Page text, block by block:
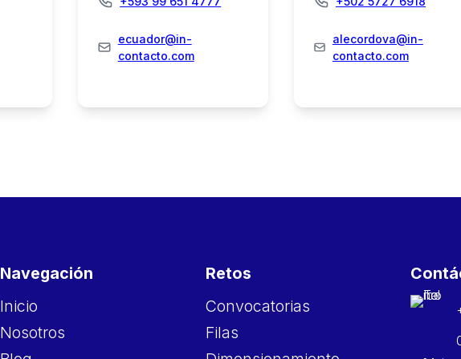
ecuador@in-
contacto.com
alecordova@in-
contacto.com
Navegación
Inicio
Nosotros
Retos
Convocatorias
Filas